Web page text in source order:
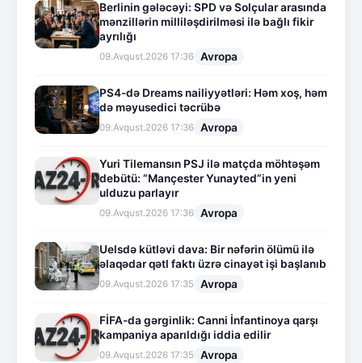
Berlinin gələcəyi: SPD və Solçular arasında
mənzillərin milliləşdirilməsi ilə bağlı fikir
ayrılığı
09.Avqust.2026 17:36 Avropa
PS4-də Dreams nailiyyətləri: Həm xoş, həm
də məyusedici təcrübə
09.Avqust.2026 17:36 Avropa
Yuri Tilemansın PSJ ilə matçda möhtəşəm
debütü: “Mançester Yunayted”in yeni
ulduzu parlayır
09.Avqust.2026 17:36 Avropa
Uelsdə kütləvi dava: Bir nəfərin ölümü ilə
əlaqədar qətl faktı üzrə cinayət işi başlanıb
09.Avqust.2026 17:35 Avropa
FİFA-da gərginlik: Canni İnfantinoya qarşı
kampaniya aparıldığı iddia edilir
09.Avqust.2026 17:35 Avropa